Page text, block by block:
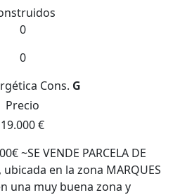
0
0
Cons. G
Precio
19.000 €
~SE VENDE PARCELA DE
ubicada en la zona MARQUES
una muy buena zona y